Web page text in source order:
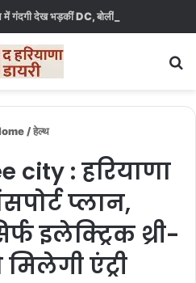
/हेल्थ
city : हरियाणा
प्लान,
इलेक्ट्रिक थ्री-
एंट्री